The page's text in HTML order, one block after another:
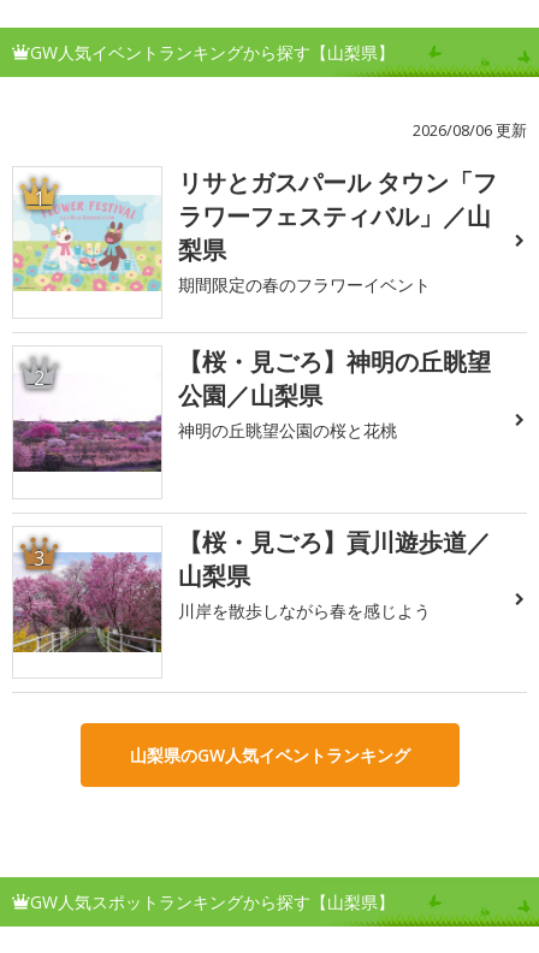
GW人気イベントランキングから探す【山梨県】
2026/08/06 更新
1
リサとガスパール タウン「フ
ラワーフェスティバル」／山
梨県
期間限定の春のフラワーイベント
2
【桜・見ごろ】神明の丘眺望
公園／山梨県
神明の丘眺望公園の桜と花桃
3
【桜・見ごろ】貢川遊歩道／
山梨県
川岸を散歩しながら春を感じよう
山梨県のGW人気イベントランキング
GW人気スポットランキングから探す【山梨県】